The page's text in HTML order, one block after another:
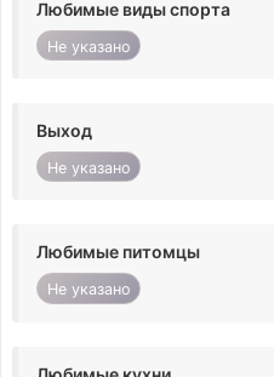
Любимые виды спорта
Не указано
Выход
Не указано
Любимые питомцы
Не указано